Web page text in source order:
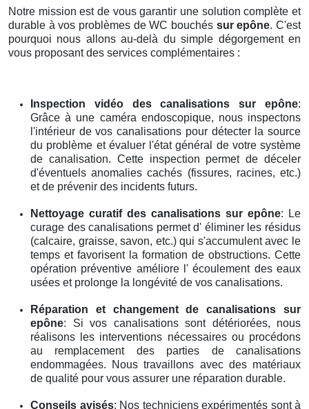
Notre mission est de vous garantir une solution complète et
durable à vos problèmes de WC bouchés sur epône. C'est
pourquoi nous allons au-delà du simple dégorgement en
vous proposant des services complémentaires :
Inspection vidéo des canalisationssur epône:
Grâce à une caméra endoscopique, nous inspectons
l'intérieur de vos canalisations pour détecter la source
du problème et évaluer l'état général de votre système
de canalisation. Cette inspection permet de déceler
d'éventuels anomalies cachés (fissures, racines, etc.)
et de prévenir des incidents futurs.
Nettoyage curatif des canalisations sur epône: Le
curage des canalisations permet d' éliminer les résidus
(calcaire, graisse, savon, etc.) qui s'accumulent avec le
temps et favorisent la formation de obstructions. Cette
opération préventive améliore l' écoulement des eaux
usées et prolonge la longévité de vos canalisations.
Réparation et changement de canalisations sur
epône: Si vos canalisations sont détériorées, nous
réalisons les interventions nécessaires ou procédons
au remplacement des parties de canalisations
endommagées. Nous travaillons avec des matériaux
de qualité pour vous assurer une réparation durable.
Conseils avisés: Nos techniciens expérimentés sont à